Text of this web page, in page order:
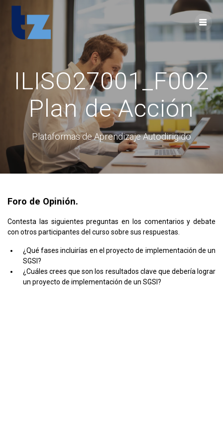
content
ILISO27001_F002
Plan de Acción
Plataformas de Aprendizaje Autodirigido
Foro de Opinión.
Contesta las siguientes preguntas en los comentarios y debate
con otros participantes del curso sobre sus respuestas.
¿Qué fases incluirías en el proyecto de implementación de un
SGSI?
¿Cuáles crees que son los resultados clave que debería lograr
un proyecto de implementación de un SGSI?